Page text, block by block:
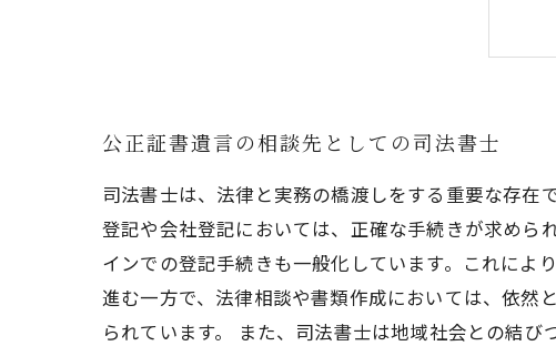
公正証書遺言の相談先としての司法書士
司法書士は、法律と実務の橋渡しをする重要な存在
登記や会社登記においては、正確な手続きが求めら
インでの登記手続きも一般化しています。これによ
進む一方で、法律相談や書類作成においては、依然
られています。 また、司法書士は地域社会との結